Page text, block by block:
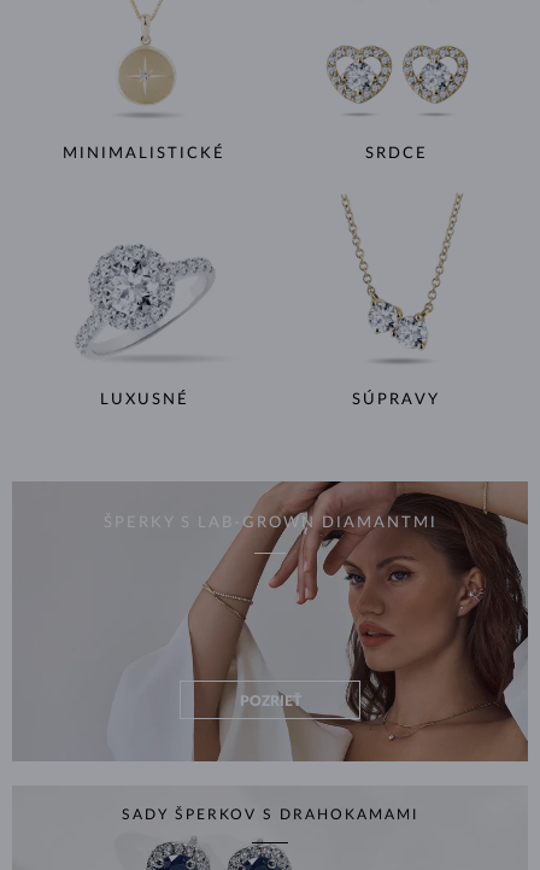
MINIMALISTICKÉ SRDCE
LUXUSNÉ SÚPRAVY
ŠPERKY S LAB-GROWN DIAMANTMI
POZRIEŤ
SADY ŠPERKOV S DRAHOKAMAMI